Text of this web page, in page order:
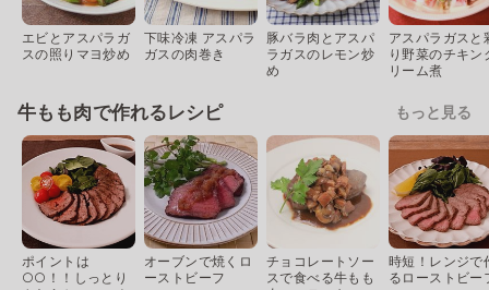
エビとアスパラガ
スの照りマヨ炒め
下味冷凍 アスパラ
ガスの肉巻き
豚バラ肉とアスパ
ラガスのレモン炒
め
アスパラガスと
り野菜のチキン
リーム煮
牛もも肉で作れるレシピ もっと見る
ポイントは
○○！！しっとり
オーブンで焼くロ
ーストビーフ
チョコレートソー
スで食べる牛もも
時短！レンジで
るローストビー